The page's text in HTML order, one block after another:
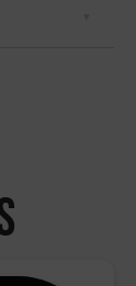
1000
van
en 17:00